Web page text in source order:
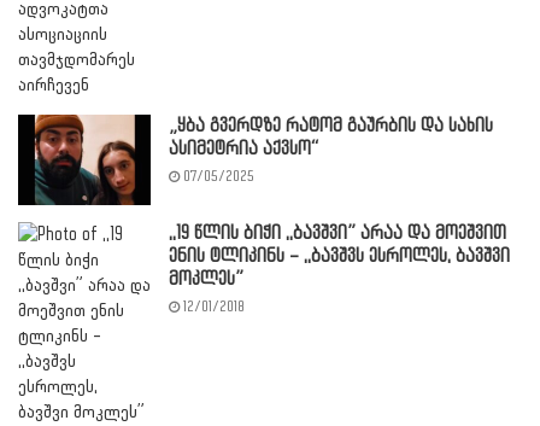
„ყბა გვერდზე რატომ გაურბის და სახის
ასიმეტრია აქვსო“
07/05/2025
,,19 წლის ბიჭი ,,ბავშვი” არაა და მოეშვით
ენის ტლიკინს – ,,ბავშვს ესროლეს, ბავშვი
მოკლეს”
12/01/2018